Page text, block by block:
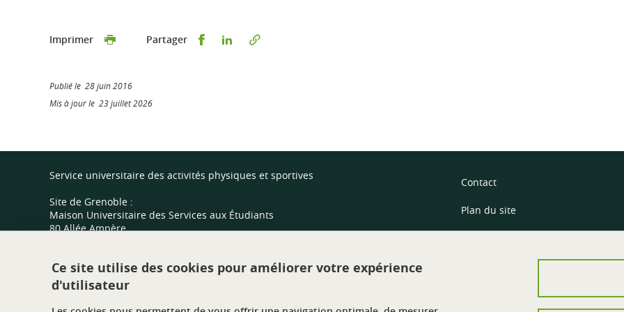
Imprimer Partager Partager sur Facebook
Partager sur LinkedIn
Publié le 28 juin 2016
Mis à jour le 23 juillet 2026
Service universitaire des activités physiques et sportives
Site de Grenoble :
Maison Universitaire des Services aux Étudiants
80 Allée Ampère
Site de Valence :
Centre sportif universitaire
Contact
Plan du site
Données personnelles
Ce site utilise des cookies pour améliorer votre expérience
d'utilisateur